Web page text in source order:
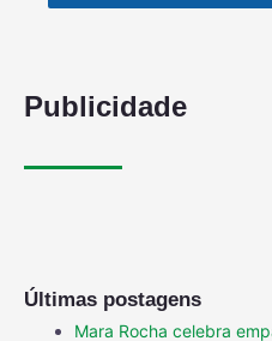
Publicidade
Últimas postagens
Mara Rocha celebra